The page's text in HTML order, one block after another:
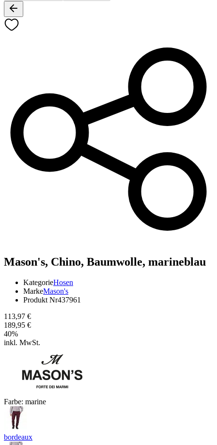
Mason's, Chino, Baumwolle, marineblau
KategorieHosen
MarkeMason's
Produkt Nr437961
113,97 €
189,95 €
40%
inkl. MwSt.
Farbe: marine
bordeaux